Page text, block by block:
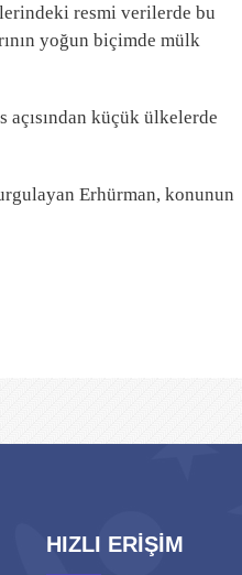
resmi verilerde bu
yoğun biçimde mülk
küçük ülkelerde
Erhürman, konunun
HIZLI ERİŞİM